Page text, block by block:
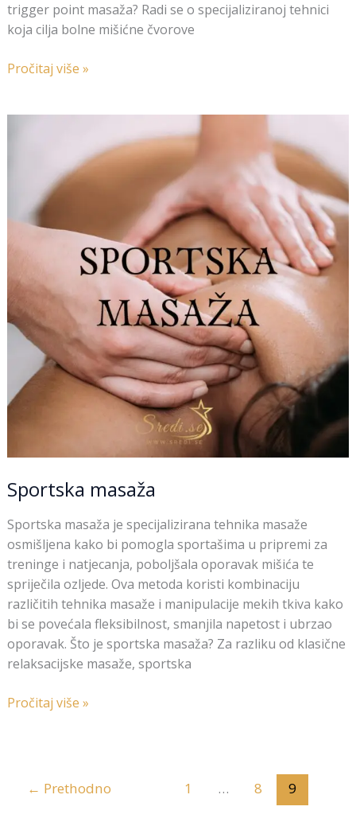
trigger point masaža? Radi se o specijaliziranoj tehnici
koja cilja bolne mišićne čvorove
Pročitaj više »
Sportska masaža
Sportska masaža je specijalizirana tehnika masaže
osmišljena kako bi pomogla sportašima u pripremi za
treninge i natjecanja, poboljšala oporavak mišića te
spriječila ozljede. Ova metoda koristi kombinaciju
različitih tehnika masaže i manipulacije mekih tkiva kako
bi se povećala fleksibilnost, smanjila napetost i ubrzao
oporavak. Što je sportska masaža? Za razliku od klasične
relaksacijske masaže, sportska
Pročitaj više »
← Prethodno 1 … 8 9